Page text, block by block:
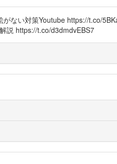
ない対策Youtube https://t.co/
説 https://t.co/d3dmdvEBS7